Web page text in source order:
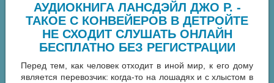
АУДИОКНИГА ЛАНСДЭЙЛ ДЖО Р. -
ТАКОЕ С КОНВЕЙЕРОВ В ДЕТРОЙТЕ
НЕ СХОДИТ СЛУШАТЬ ОНЛАЙН
БЕСПЛАТНО БЕЗ РЕГИСТРАЦИИ
Перед тем, как человек отходит в иной мир, к его дому
является перевозчик: когда-то на лошадях и с хлыстом в